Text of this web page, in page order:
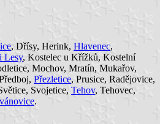
, Dřísy, Herink, Hlavenec,
Lesy, Kostelec u Křížků, Kostelní
Mochov, Mratín, Mukařov,
Přezletice, Prusice, Radějovice,
Svojetice, Tehov, Tehovec,
.